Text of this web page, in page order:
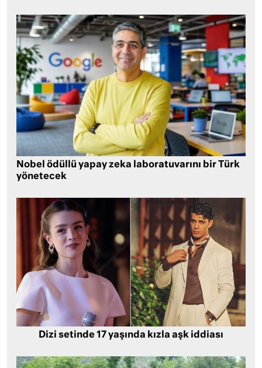
Nobel ödüllü yapay zeka laboratuvarını bir Türk
yönetecek
Dizi setinde 17 yaşında kızla aşk iddiası